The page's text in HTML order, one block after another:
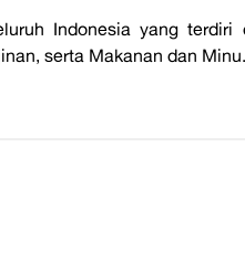
Indonesia yang terdiri
serta Makanan dan